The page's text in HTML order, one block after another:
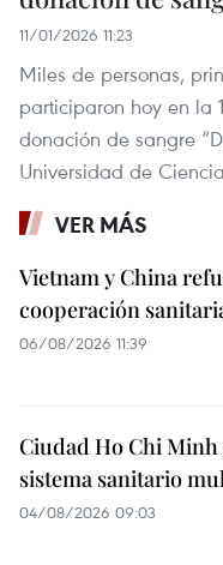
11/01/2026 11:23
Miles de personas,
participaron hoy en la
donación de sangre
Universidad de
VER MÁS
Vietnam y China
cooperación
06/08/2026 11:39
Ciudad Ho Chi
sistema sanitario
04/08/2026 09:03